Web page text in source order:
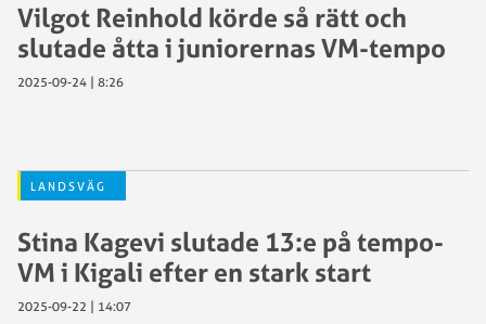
Vilgot Reinhold körde så rätt och
slutade åtta i juniorernas VM-tempo
2025-09-24 | 8:26
LANDSVÄG
Stina Kagevi slutade 13:e på tempo-
VM i Kigali efter en stark start
2025-09-22 | 14:07